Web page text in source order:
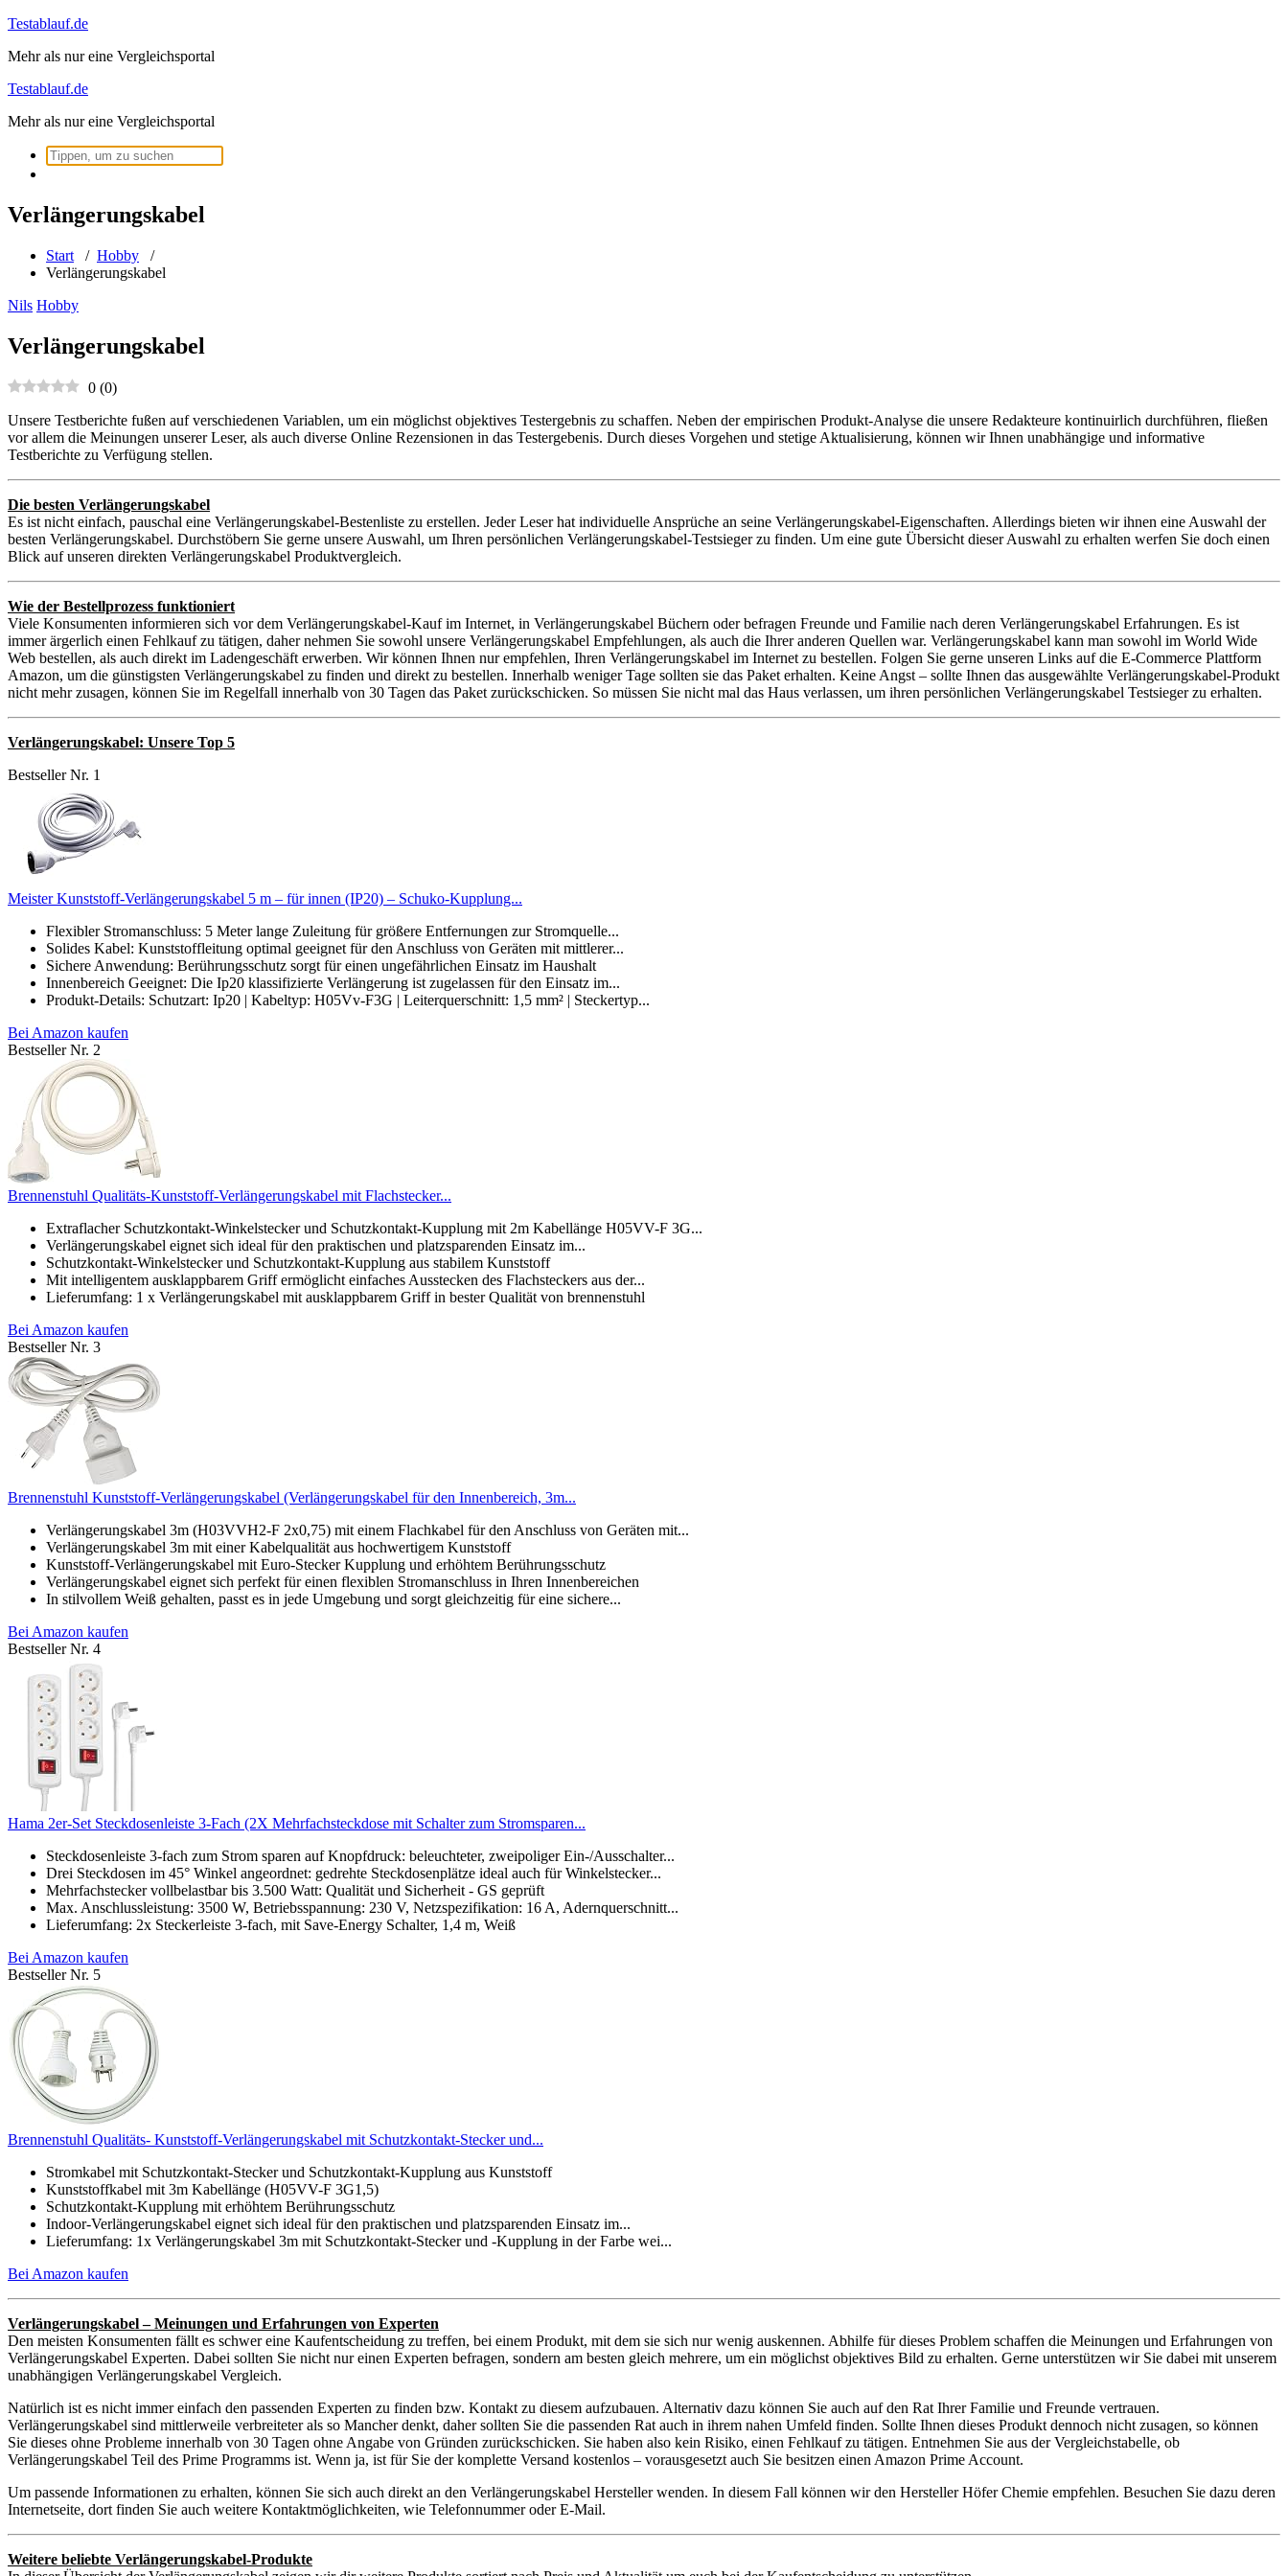
Zum
springen
Testablauf.de
Mehr als nur eine Vergleichsportal
Testablauf.de
Mehr als nur eine Vergleichsportal
Suchen
nach:
Verlängerungskabel
Start / Hobby /
Verlängerungskabel
Nils Hobby
Verlängerungskabel
0 (0)
Unsere Testberichte fußen auf verschiedenen Variablen, um ein möglichst objektives Testergebnis zu schaffen. Neben der empirischen Produkt-Analyse die unsere Redakteure kontinuirlich durchführen, fließen
vor allem die Meinungen unserer Leser, als auch diverse Online Rezensionen in das Testergebenis. Durch dieses Vorgehen und stetige Aktualisierung, können wir Ihnen unabhängige und informative
Testberichte zu Verfügung stellen.
Die besten Verlängerungskabel
Es ist nicht einfach, pauschal eine Verlängerungskabel-Bestenliste zu erstellen. Jeder Leser hat individuelle Ansprüche an seine Verlängerungskabel-Eigenschaften. Allerdings bieten wir ihnen eine Auswahl der
besten Verlängerungskabel. Durchstöbern Sie gerne unsere Auswahl, um Ihren persönlichen Verlängerungskabel-Testsieger zu finden. Um eine gute Übersicht dieser Auswahl zu erhalten werfen Sie doch einen
Blick auf unseren direkten Verlängerungskabel Produktvergleich.
Wie der Bestellprozess funktioniert
Viele Konsumenten informieren sich vor dem Verlängerungskabel-Kauf im Internet, in Verlängerungskabel Büchern oder befragen Freunde und Familie nach deren Verlängerungskabel Erfahrungen. Es ist
immer ärgerlich einen Fehlkauf zu tätigen, daher nehmen Sie sowohl unsere Verlängerungskabel Empfehlungen, als auch die Ihrer anderen Quellen war. Verlängerungskabel kann man sowohl im World Wide
Web bestellen, als auch direkt im Ladengeschäft erwerben. Wir können Ihnen nur empfehlen, Ihren Verlängerungskabel im Internet zu bestellen. Folgen Sie gerne unseren Links auf die E-Commerce Plattform
Amazon, um die günstigsten Verlängerungskabel zu finden und direkt zu bestellen. Innerhalb weniger Tage sollten sie das Paket erhalten. Keine Angst – sollte Ihnen das ausgewählte Verlängerungskabel-Produkt
nicht mehr zusagen, können Sie im Regelfall innerhalb von 30 Tagen das Paket zurückschicken. So müssen Sie nicht mal das Haus verlassen, um ihren persönlichen Verlängerungskabel Testsieger zu erhalten.
Verlängerungskabel: Unsere Top 5
Bestseller Nr. 1
Meister Kunststoff-Verlängerungskabel 5 m – für innen (IP20) – Schuko-Kupplung...
Flexibler Stromanschluss: 5 Meter lange Zuleitung für größere Entfernungen zur Stromquelle...
Solides Kabel: Kunststoffleitung optimal geeignet für den Anschluss von Geräten mit mittlerer...
Sichere Anwendung: Berührungsschutz sorgt für einen ungefährlichen Einsatz im Haushalt
Innenbereich Geeignet: Die Ip20 klassifizierte Verlängerung ist zugelassen für den Einsatz im...
Produkt-Details: Schutzart: Ip20 | Kabeltyp: H05Vv-F3G | Leiterquerschnitt: 1,5 mm² | Steckertyp...
Bei Amazon kaufen
Bestseller Nr. 2
Brennenstuhl Qualitäts-Kunststoff-Verlängerungskabel mit Flachstecker...
Extraflacher Schutzkontakt-Winkelstecker und Schutzkontakt-Kupplung mit 2m Kabellänge H05VV-F 3G...
Verlängerungskabel eignet sich ideal für den praktischen und platzsparenden Einsatz im...
Schutzkontakt-Winkelstecker und Schutzkontakt-Kupplung aus stabilem Kunststoff
Mit intelligentem ausklappbarem Griff ermöglicht einfaches Ausstecken des Flachsteckers aus der...
Lieferumfang: 1 x Verlängerungskabel mit ausklappbarem Griff in bester Qualität von brennenstuhl
Bei Amazon kaufen
Bestseller Nr. 3
Brennenstuhl Kunststoff-Verlängerungskabel (Verlängerungskabel für den Innenbereich, 3m...
Verlängerungskabel 3m (H03VVH2-F 2x0,75) mit einem Flachkabel für den Anschluss von Geräten mit...
Verlängerungskabel 3m mit einer Kabelqualität aus hochwertigem Kunststoff
Kunststoff-Verlängerungskabel mit Euro-Stecker Kupplung und erhöhtem Berührungsschutz
Verlängerungskabel eignet sich perfekt für einen flexiblen Stromanschluss in Ihren Innenbereichen
In stilvollem Weiß gehalten, passt es in jede Umgebung und sorgt gleichzeitig für eine sichere...
Bei Amazon kaufen
Bestseller Nr. 4
Hama 2er-Set Steckdosenleiste 3-Fach (2X Mehrfachsteckdose mit Schalter zum Stromsparen...
Steckdosenleiste 3-fach zum Strom sparen auf Knopfdruck: beleuchteter, zweipoliger Ein-/Ausschalter...
Drei Steckdosen im 45° Winkel angeordnet: gedrehte Steckdosenplätze ideal auch für Winkelstecker...
Mehrfachstecker vollbelastbar bis 3.500 Watt: Qualität und Sicherheit - GS geprüft
Max. Anschlussleistung: 3500 W, Betriebsspannung: 230 V, Netzspezifikation: 16 A, Adernquerschnitt...
Lieferumfang: 2x Steckerleiste 3-fach, mit Save-Energy Schalter, 1,4 m, Weiß
Bei Amazon kaufen
Bestseller Nr. 5
Brennenstuhl Qualitäts- Kunststoff-Verlängerungskabel mit Schutzkontakt-Stecker und...
Stromkabel mit Schutzkontakt-Stecker und Schutzkontakt-Kupplung aus Kunststoff
Kunststoffkabel mit 3m Kabellänge (H05VV-F 3G1,5)
Schutzkontakt-Kupplung mit erhöhtem Berührungsschutz
Indoor-Verlängerungskabel eignet sich ideal für den praktischen und platzsparenden Einsatz im...
Lieferumfang: 1x Verlängerungskabel 3m mit Schutzkontakt-Stecker und -Kupplung in der Farbe wei...
Bei Amazon kaufen
Verlängerungskabel – Meinungen und Erfahrungen von Experten
Den meisten Konsumenten fällt es schwer eine Kaufentscheidung zu treffen, bei einem Produkt, mit dem sie sich nur wenig auskennen. Abhilfe für dieses Problem schaffen die Meinungen und Erfahrungen von
Verlängerungskabel Experten. Dabei sollten Sie nicht nur einen Experten befragen, sondern am besten gleich mehrere, um ein möglichst objektives Bild zu erhalten. Gerne unterstützen wir Sie dabei mit unserem
unabhängigen Verlängerungskabel Vergleich.
Natürlich ist es nicht immer einfach den passenden Experten zu finden bzw. Kontakt zu diesem aufzubauen. Alternativ dazu können Sie auch auf den Rat Ihrer Familie und Freunde vertrauen.
Verlängerungskabel sind mittlerweile verbreiteter als so Mancher denkt, daher sollten Sie die passenden Rat auch in ihrem nahen Umfeld finden. Sollte Ihnen dieses Produkt dennoch nicht zusagen, so können
Sie dieses ohne Probleme innerhalb von 30 Tagen ohne Angabe von Gründen zurückschicken. Sie haben also kein Risiko, einen Fehlkauf zu tätigen. Entnehmen Sie aus der Vergleichstabelle, ob
Verlängerungskabel Teil des Prime Programms ist. Wenn ja, ist für Sie der komplette Versand kostenlos – vorausgesetzt auch Sie besitzen einen Amazon Prime Account.
Um passende Informationen zu erhalten, können Sie sich auch direkt an den Verlängerungskabel Hersteller wenden. In diesem Fall können wir den Hersteller Höfer Chemie empfehlen. Besuchen Sie dazu deren
Internetseite, dort finden Sie auch weitere Kontaktmöglichkeiten, wie Telefonnummer oder E-Mail.
Weitere beliebte Verlängerungskabel-Produkte